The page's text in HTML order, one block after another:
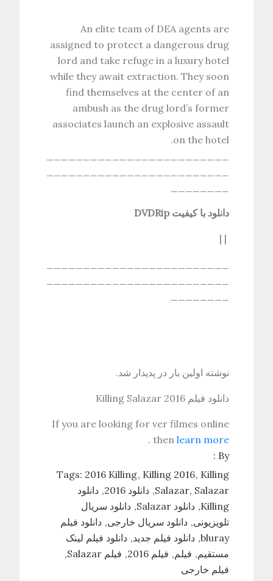
An elite team of DEA agents are
assigned to protect a dangerous drug
lord and take refuge in a luxury hotel
while they await extraction. They soon
find themselves at the center of an
ambush as the drug lord’s former
associates launch an explosive assault
on the hotel.
دانلود با کیفیت DVDRip
| |
نوشته اولین بار در پدیدار شد.
دانلود فیلم Killing Salazar 2016
If you are looking for ver filmes online
then learn more
.
By :
Tags: 2016 Killing Killing 2016 Killing
Salazar Salazar دانلود 2016
دانلود
Killing دانلود Salazar
دانلود سریال
تلویزیونی دانلود سریال خارجی دانلود فیلم
bluray دانلود فیلم جدید دانلود فیلم لینک
مستقیم فیلم فیلم 2016
فیلم Salazar
فیلم خارجی